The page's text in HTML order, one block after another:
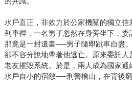
水戶直正，非效力於公家機關的獨立
列車裡，一名男子忽然在身旁坐下，委
那竟是一封遺書──男子隨即跳車自盡
卻不容分說地帶著他逃亡。原來委託
老友摧毀系統。於是，兩人成為國家通
水戶自小的宿敵──刑警檜山，在背後窮